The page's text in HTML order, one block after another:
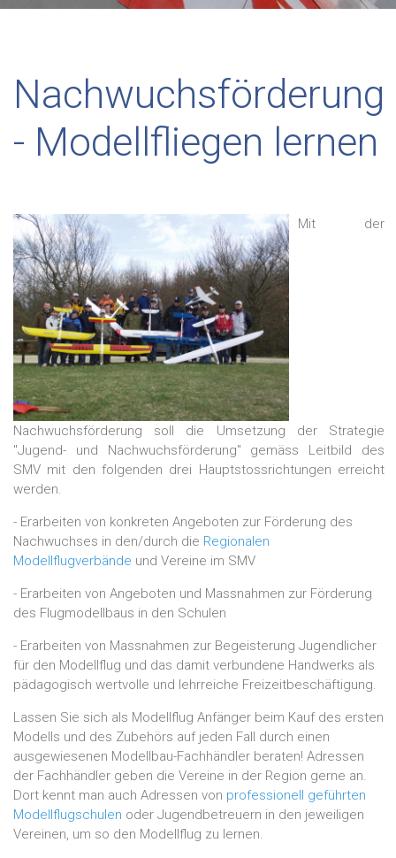
Nachwuchsförderung
- Modellfliegen lernen
Mit der
Nachwuchsförderung soll die Umsetzung der Strategie
"Jugend- und Nachwuchsförderung" gemäss Leitbild des
SMV mit den folgenden drei Hauptstossrichtungen erreicht
werden.
- Erarbeiten von konkreten Angeboten zur Förderung des
Nachwuchses in den/durch die Regionalen
Modellflugverbände und Vereine im SMV
- Erarbeiten von Angeboten und Massnahmen zur Förderung
des Flugmodellbaus in den Schulen
- Erarbeiten von Massnahmen zur Begeisterung Jugendlicher
für den Modellflug und das damit verbundene Handwerks als
pädagogisch wertvolle und lehrreiche Freizeitbeschäftigung.
Lassen Sie sich als Modellflug Anfänger beim Kauf des ersten
Modells und des Zubehörs auf jeden Fall durch einen
ausgewiesenen Modellbau-Fachhändler beraten! Adressen
der Fachhändler geben die Vereine in der Region gerne an.
Dort kennt man auch Adressen von professionell geführten
Modellflugschulen oder Jugendbetreuern in den jeweiligen
Vereinen, um so den Modellflug zu lernen.